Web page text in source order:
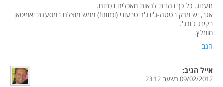
תענוג. כל כך נהנית לראות מאכלים בכתום.
אגב, יש מרק בטטה-ג'ינג'ר טבעוני (וכתום!) ממש מוצלח במסעדת יאמיסאן
בקינג ג'ורג'.
מומלץ.
הגב
אייל הגיב:
09/02/2012 בשעה 23:12